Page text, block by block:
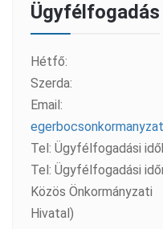
Ügyfélfogadás
Hétfő:
Szerda:
Email:
Tel: Ügyfélfogadási
Tel: Ügyfélfogadási
Közös Önkormányzati
Hivatal)